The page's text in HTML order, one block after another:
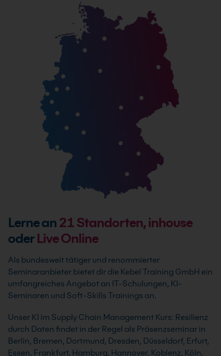
Lerne an 21Standorten, inhouse
oderLive Online
Als bundesweit tätiger und renommierter
Seminaranbieter bietet dir die Kebel Training GmbH ein
umfangreiches Angebot an IT-Schulungen, KI-
Seminaren und Soft-Skills Trainings an.
Unser KI im Supply Chain Management Kurs: Resilienz
durch Daten findet in der Regel als Präsenzseminar in
Berlin, Bremen, Dortmund, Dresden, Düsseldorf, Erfurt,
Essen, Frankfurt, Hamburg, Hannover, Koblenz, Köln,